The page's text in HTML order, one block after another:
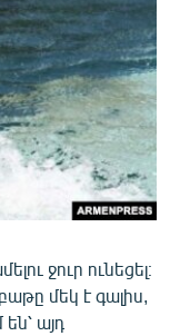
ջուր ունեցել։
մեկ է գալիս,
այդ